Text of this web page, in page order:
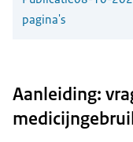
pagina's
Aanleiding: